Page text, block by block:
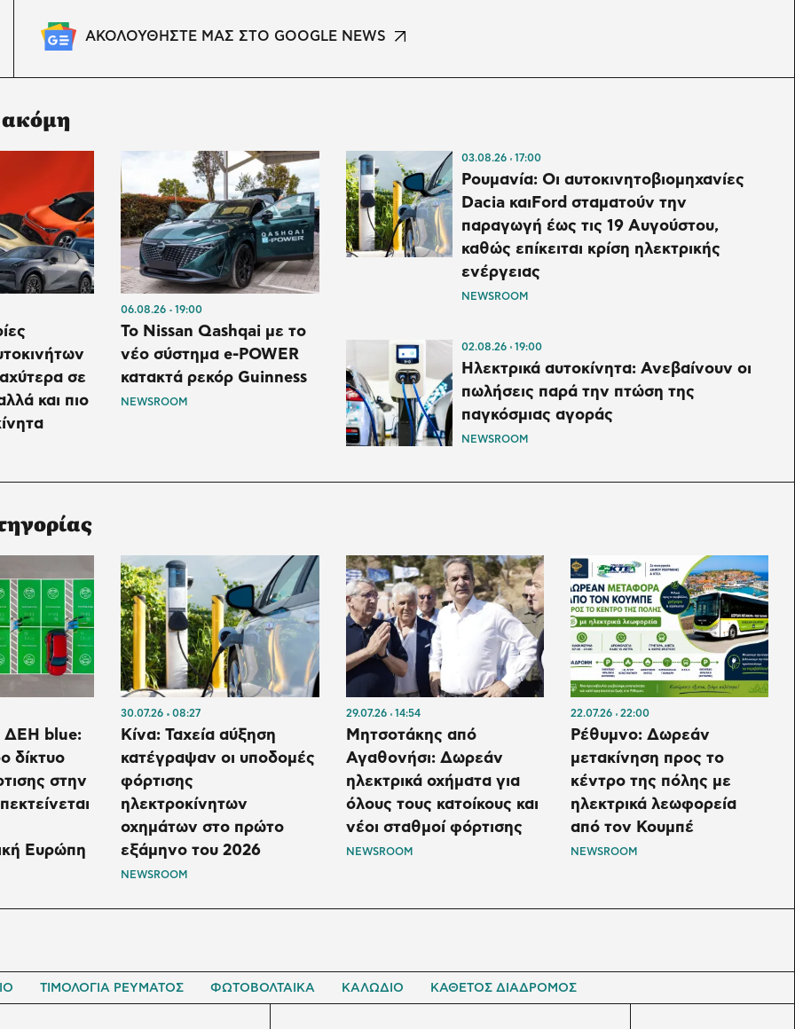
ΑΚΟΛΟΥΘΗΣΤΕ ΜΑΣ ΣΤΟ GOOGLE NEWS
σε
και πιο
06.08.26 19:00
Το Nissan Qashqai με το
νέο σύστημα e-POWER
κατακτά ρεκόρ Guinness
NEWSROOM
03.08.26 17:00
Ρουμανία: Οι αυτοκινητοβιομηχανίες
Dacia και⁠Ford σταματούν την
παραγωγή έως τις 19 Αυγούστου,
καθώς επίκειται κρίση ηλεκτρικής
ενέργειας
NEWSROOM
02.08.26 19:00
Ηλεκτρικά αυτοκίνητα: Ανεβαίνουν οι
πωλήσεις παρά την πτώση της
παγκόσμιας αγοράς
NEWSROOM
ΔΕΗ blue:
δίκτυο
στην
Ευρώπη
30.07.26 08:27
Κίνα: Ταχεία αύξηση
κατέγραψαν οι υποδομές
φόρτισης
ηλεκτροκίνητων
οχημάτων στο πρώτο
εξάμηνο του 2026
NEWSROOM
29.07.26 14:54
Μητσοτάκης από
Αγαθονήσι: Δωρεάν
ηλεκτρικά οχήματα για
όλους τους κατοίκους και
νέοι σταθμοί φόρτισης
NEWSROOM
22.07.26 22:00
Ρέθυμνο: Δωρεάν
μετακίνηση προς το
κέντρο της πόλης με
ηλεκτρικά λεωφορεία
από τον Κουμπέ
NEWSROOM
ΤΙΜΟΛΟΓΙΑ ΡΕΥΜΑΤΟΣ ΦΩΤΟΒΟΛΤΑΙΚΑ ΚΑΛΩΔΙΟ ΚΑΘΕΤΟΣ ΔΙΑΔΡΟΜΟΣ